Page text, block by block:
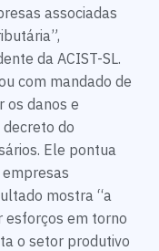
associadas
da ACIST-SL.
com mandado de
os danos e
do
Ele pontua
mostra “a
esforços em torno
o setor produtivo